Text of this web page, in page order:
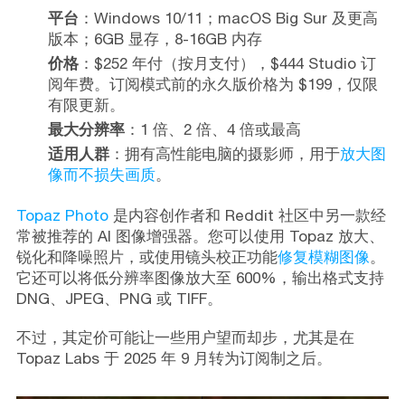
平台 ：Windows 10/11；macOS Big Sur 及更高
版本；6GB 显存，8-16GB 内存
价格：$252 年付（按月支付），$444 Studio 订
阅年费。订阅模式前的永久版价格为 $199，仅限
有限更新。
最大分辨率：1 倍、2 倍、4 倍或最高
适用人群：拥有高性能电脑的摄影师，用于放大图
像而不损失画质。
Topaz Photo是内容创作者和 Reddit 社区中另一款经
常被推荐的 AI 图像增强器。您可以使用 Topaz 放大、
锐化和降噪照片，或使用镜头校正功能修复模糊图像 。
它还可以将低分辨率图像放大至 600%，输出格式支持
DNG、JPEG、PNG 或 TIFF。
不过，其定价可能让一些用户望而却步，尤其是在
Topaz Labs 于 2025 年 9 月转为订阅制之后。